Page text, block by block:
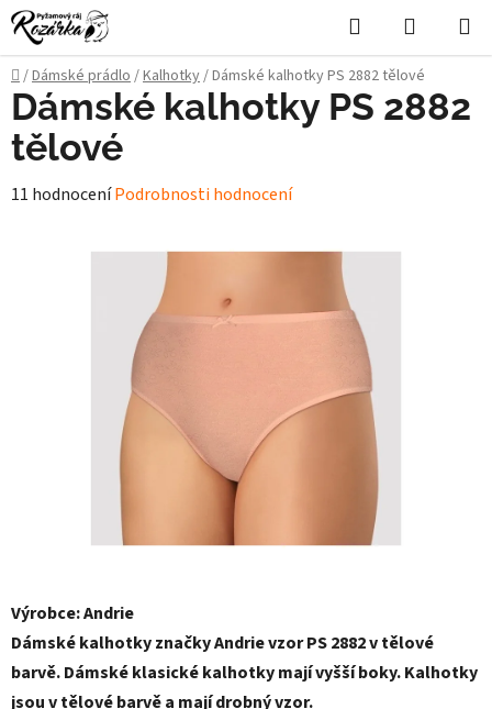
Přejít
na
obsah
Hledat
KOŠÍK
Domů
/Dámské prádlo/Kalhotky/Dámské kalhotky PS 2882 tělové
Výrobce: Andrie
Dámské kalhotky značky Andrie vzor PS 2882 v tělové
barvě. Dámské klasické kalhotky mají vyšší boky. Kalhotky
jsou v tělové barvě a mají drobný vzor.
Dámské kalhotky PS 2882
tělové
Průměrné
11 hodnoceníPodrobnosti hodnocení